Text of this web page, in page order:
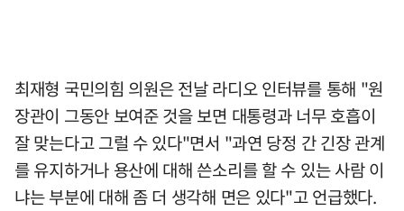
최재형 국민의힘 의원은 전날 라디오 인터뷰를 통해 "원
장관이 그동안 보여준 것을 보면 대통령과 너무 호흡이
잘 맞는다고 그럴 수 있다"면서 "과연 당정 간 긴장 관계
를 유지하거나 용산에 대해 쓴소리를 할 수 있는 사람 이
냐는 부분에 대해 좀 더 생각해 면은 있다"고 언급했다.